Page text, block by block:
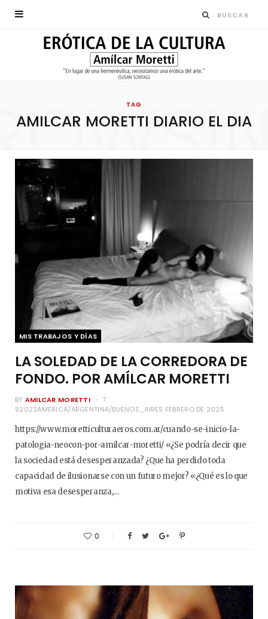
TAG
AMILCAR MORETTI DIARIO EL DIA
MIS TRABAJOS Y DÍAS
LA SOLEDAD DE LA CORREDORA DE
FONDO. POR AMÍLCAR MORETTI
BY AMILCAR MORETTI
7
92023AMERICA/ARGENTINA/BUENOS_AIRES FEBRERO DE 2025
https://www.moretticulturaeros.com.ar/cuando-se-inicio-la-
patologia-neocon-por-amilcar-moretti/ «¿Se podría decir que
la sociedad está desesperanzada? ¿Que ha perdido toda
capacidad de ilusionarse con un futuro mejor? «¿Qué es lo que
motiva esa desesperanza,…
0